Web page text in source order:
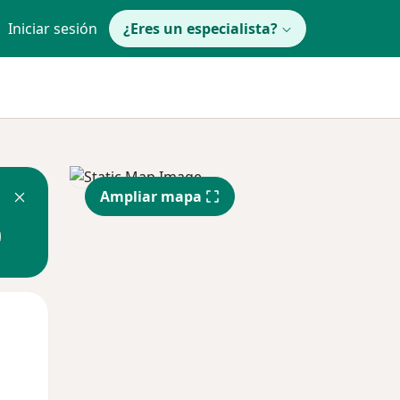
Iniciar sesión ¿Eres un especialista?
Ampliar mapa